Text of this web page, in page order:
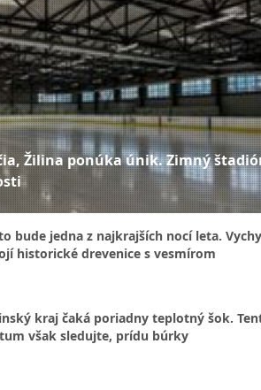
Žilina ponúka únik. Zimný
bude jedna z najkrajších nocí leta.
historické drevenice s vesmírom
kraj čaká poriadny teplotný šok.
však sledujte, prídu búrky